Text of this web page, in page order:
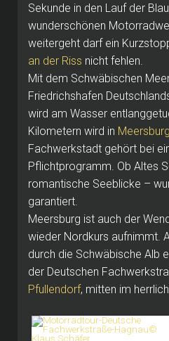
Sekunde in den Lauf der
wunderschönen
weitergeht darf ein
an der Riss nicht fehlen.
Mit dem Schwäbischen
Friedrichshafen
wird am Wasser
Kilometern wird in Meersburg
Fachwerkstadt gehört bei
Pflichtprogramm. Ob Altes
romantische Seeblicke –
garantiert.
Meersburg ist auch der
wieder Nordkurs aufnimmt.
durch die Schwäbische Alb
der Deutschen
Pfullendorf, mitten im